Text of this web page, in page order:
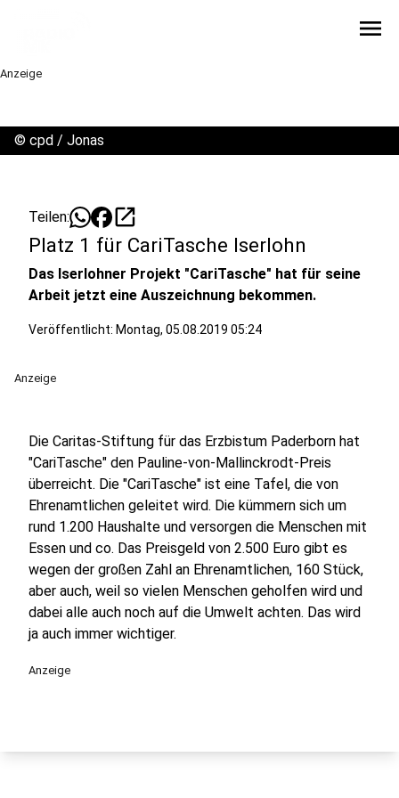
menu
Anzeige
© cpd / Jonas
Teilen: open_in_new
Platz 1 für CariTasche Iserlohn
Das Iserlohner Projekt "CariTasche" hat für seine
Arbeit jetzt eine Auszeichnung bekommen.
Veröffentlicht: Montag, 05.08.2019 05:24
Anzeige
Die Caritas-Stiftung für das Erzbistum Paderborn hat
"CariTasche" den Pauline-von-Mallinckrodt-Preis
überreicht. Die "CariTasche" ist eine Tafel, die von
Ehrenamtlichen geleitet wird. Die kümmern sich um
rund 1.200 Haushalte und versorgen die Menschen mit
Essen und co. Das Preisgeld von 2.500 Euro gibt es
wegen der großen Zahl an Ehrenamtlichen, 160 Stück,
aber auch, weil so vielen Menschen geholfen wird und
dabei alle auch noch auf die Umwelt achten. Das wird
ja auch immer wichtiger.
Anzeige